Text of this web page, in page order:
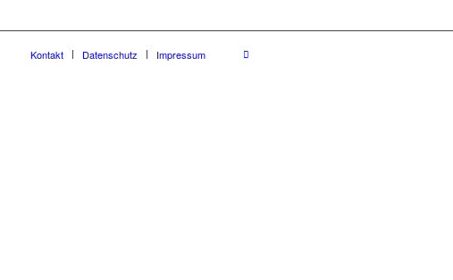
Kontakt Datenschutz Impressum